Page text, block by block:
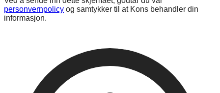
personvernpolicy og samtykker til at Kons behandler din
informasjon.